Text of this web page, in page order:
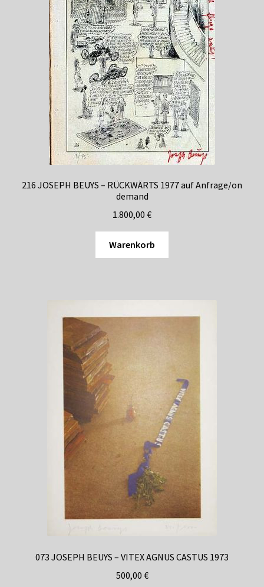
216 JOSEPH BEUYS – RÜCKWÄRTS 1977 auf Anfrage/on
demand
1.800,00 €
Warenkorb
073 JOSEPH BEUYS – VITEX AGNUS CASTUS 1973
500,00 €